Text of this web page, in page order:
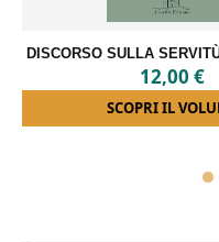
GLI